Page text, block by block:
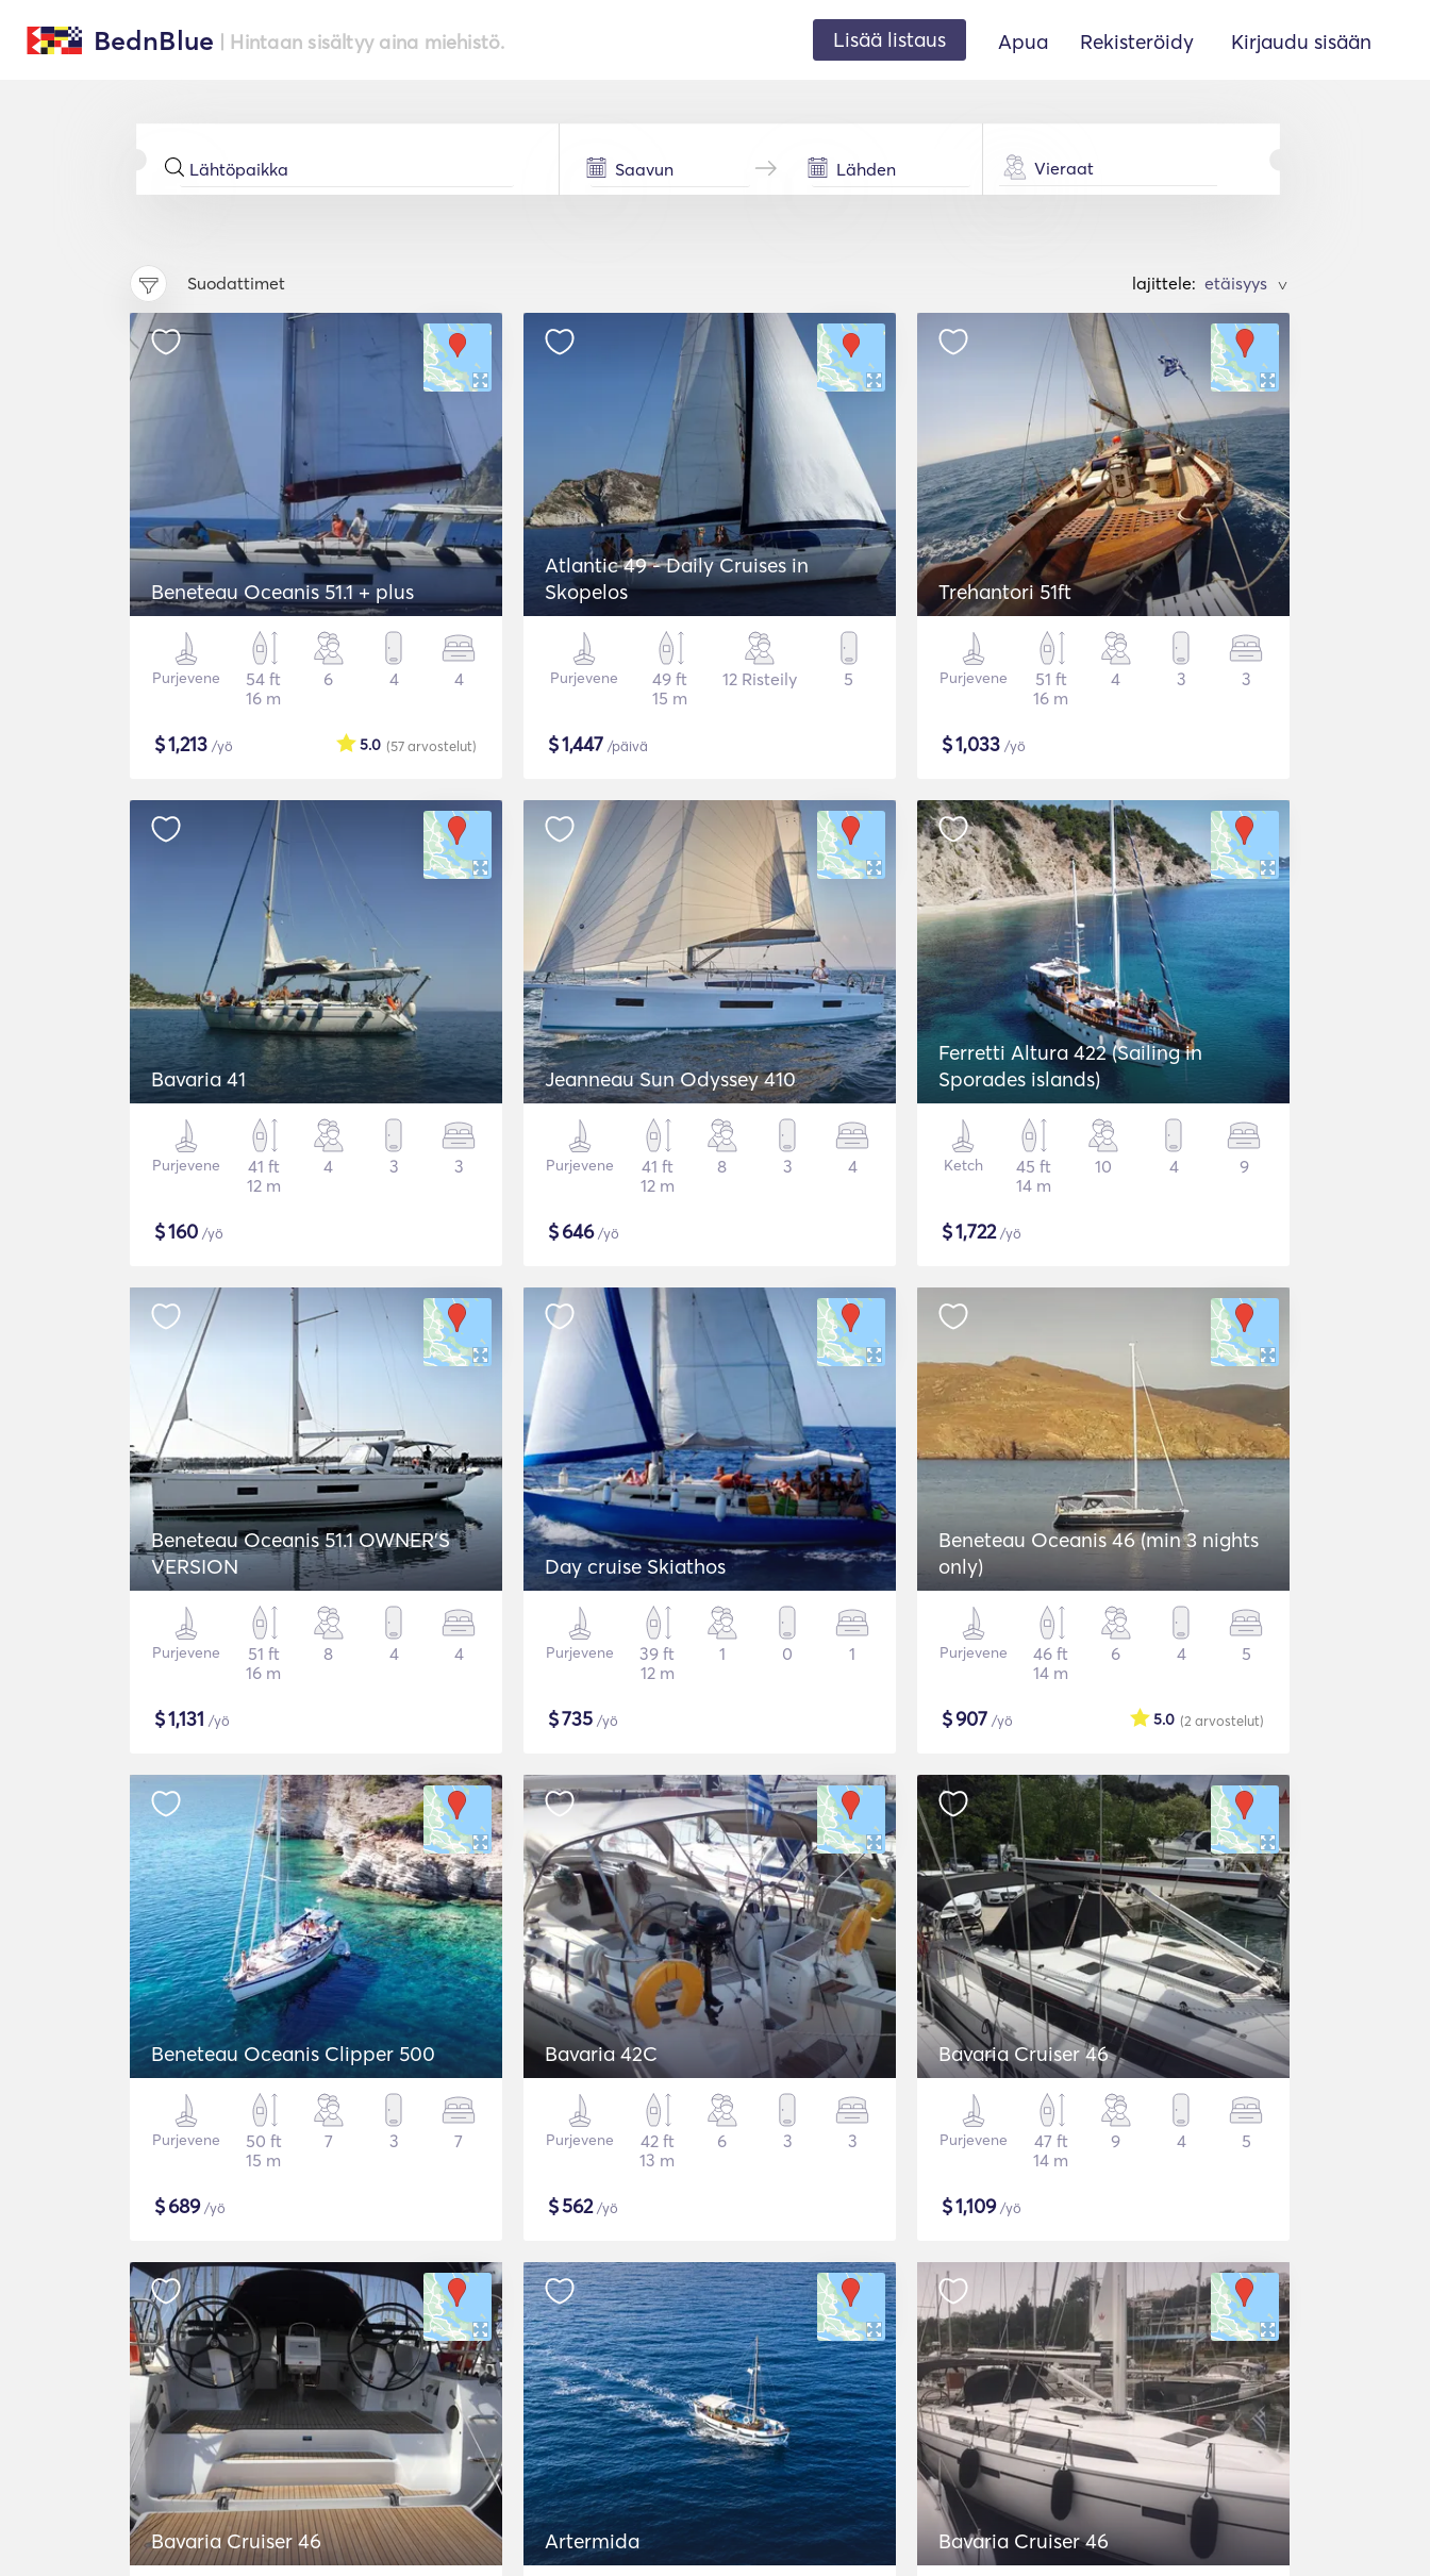
BednBlue | Hintaan sisältyy aina miehistö. Lisää listaus Apua Rekisteröidy Kirjaudu sisään
Vieraat
Suodattimet lajittele: >
Beneteau Oceanis 51.1 + plus
Purjevene
54 ft
16 m
6 4 4
$1,213 /yö (57arvostelut)
5.0
Atlantic 49 - Daily Cruises in
Skopelos
Purjevene
49 ft
15 m
12 Risteily 5
$1,447 /päivä
Trehantori 51ft
Purjevene
51 ft
16 m
4 3 3
$1,033 /yö
Bavaria 41
Purjevene
41 ft
12 m
4 3 3
$160 /yö
Jeanneau Sun Odyssey 410
Purjevene
41 ft
12 m
8 3 4
$646/yö
Ferretti Altura 422 (Sailing in
Sporades islands)
Ketch
45 ft
14 m
10 4 9
$1,722/yö
Beneteau Oceanis 51.1 OWNER'S
VERSION
Purjevene
51 ft
16 m
8 4 4
$1,131 /yö
Day cruise Skiathos
Purjevene
39 ft
12 m
1 0 1
$735 /yö
Beneteau Oceanis 46 (min 3 nights
only)
Purjevene
46 ft
14 m
6 4 5
$907 /yö (2 arvostelut)
5.0
Beneteau Oceanis Clipper 500
Purjevene
50 ft
15 m
7 3 7
$689/yö
Bavaria 42C
Purjevene
42 ft
13 m
6 3 3
$562/yö
Bavaria Cruiser 46
Purjevene
47 ft
14 m
9 4 5
$1,109/yö
Bavaria Cruiser 46 Artermida Bavaria Cruiser 46